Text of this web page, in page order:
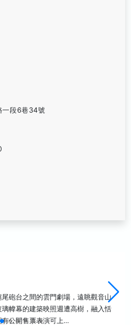
一段6巷34號
砲台之間的雲門劇場，遠眺觀音山
幃幕的建築映照週遭高樹，融入恬
公開售票表演可上…